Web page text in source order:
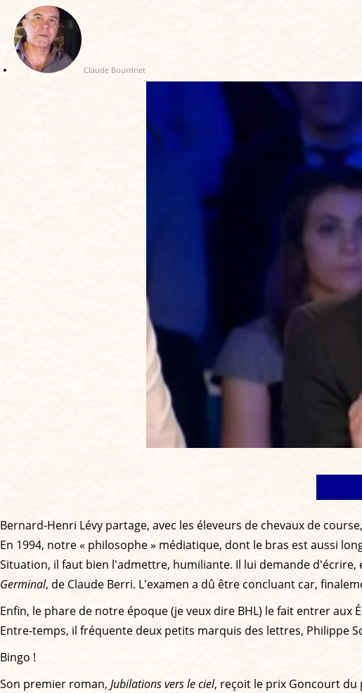
Claude Bourrinet
Bernard-Henri Lévy partage, avec les éleveurs de chevaux de
En 1994, notre « philosophe » médiatique, dont le bras est aussi
Situation, il faut bien l'admettre, humiliante. Il lui demande
Germinal, de Claude Berri. L'examen a dû être concluant car,
Enfin, le phare de notre époque (je veux dire BHL) le fait entrer
Entre-temps, il fréquente deux petits marquis des lettres, Philippe
Bingo !
Son premier roman, Jubilations vers le ciel, reçoit le prix Goncourt du